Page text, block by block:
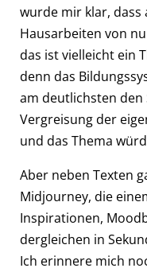
wurde mir klar,
Hausarbeiten von
das ist vielleicht ein
denn das
am deutlichsten den
Vergreisung der
und das Thema
Aber neben Texten
Midjourney, die
Inspirationen,
dergleichen in
Ich erinnere mich